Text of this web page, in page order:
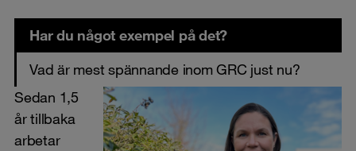
Har du något exempel på det?
Vad är mest spännande inom GRC just nu?
Sedan 1,5
år tillbaka
arbetar